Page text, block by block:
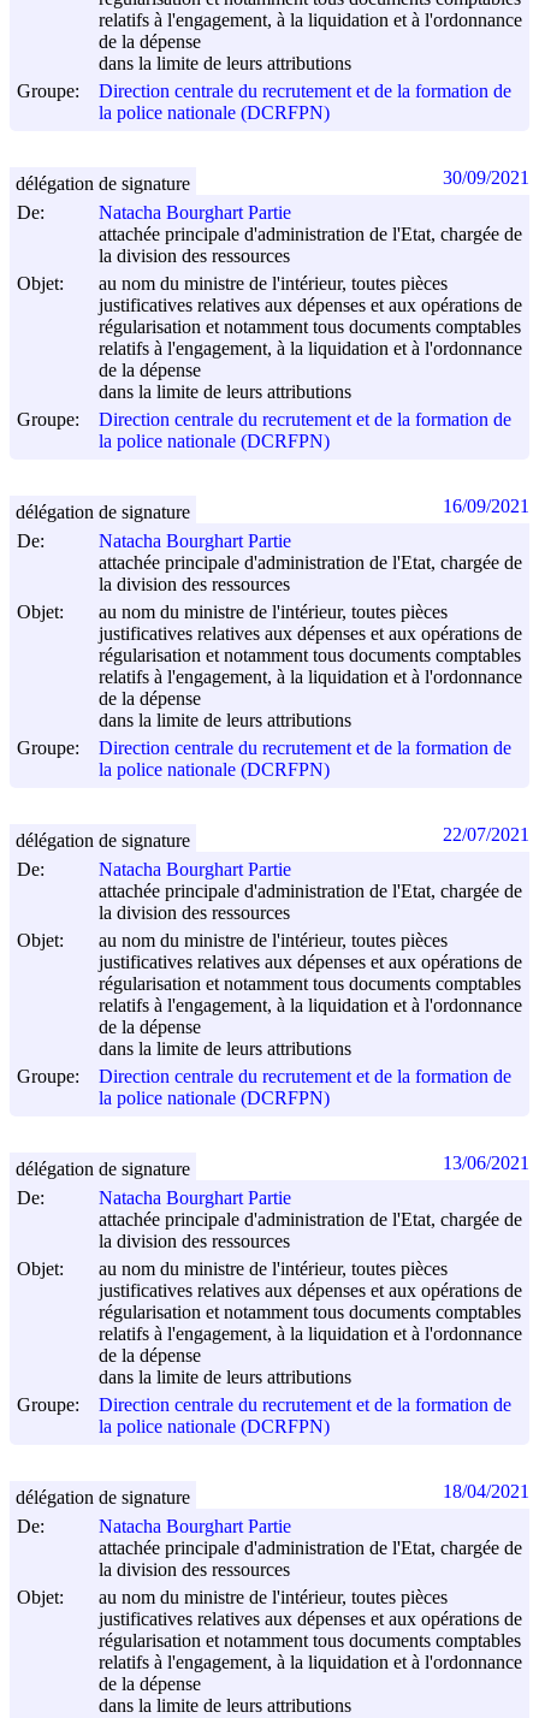
relatifs à l'engagement, à la liquidation et à l'ordonnance
de la dépense
dans la limite de leurs attributions
Groupe:
Direction centrale du recrutement et de la formation de
la police nationale (DCRFPN)
De:
Natacha Bourghart Partie
attachée principale d'administration de l'Etat, chargée de
la division des ressources
Objet:
au nom du ministre de l'intérieur, toutes pièces
justificatives relatives aux dépenses et aux opérations de
régularisation et notamment tous documents comptables
relatifs à l'engagement, à la liquidation et à l'ordonnance
de la dépense
dans la limite de leurs attributions
Groupe:
Direction centrale du recrutement et de la formation de
la police nationale (DCRFPN)
délégation de signature 30/09/2021
De:
Natacha Bourghart Partie
attachée principale d'administration de l'Etat, chargée de
la division des ressources
Objet:
au nom du ministre de l'intérieur, toutes pièces
justificatives relatives aux dépenses et aux opérations de
régularisation et notamment tous documents comptables
relatifs à l'engagement, à la liquidation et à l'ordonnance
de la dépense
dans la limite de leurs attributions
Groupe:
Direction centrale du recrutement et de la formation de
la police nationale (DCRFPN)
délégation de signature 16/09/2021
De:
Natacha Bourghart Partie
attachée principale d'administration de l'Etat, chargée de
la division des ressources
Objet:
au nom du ministre de l'intérieur, toutes pièces
justificatives relatives aux dépenses et aux opérations de
régularisation et notamment tous documents comptables
relatifs à l'engagement, à la liquidation et à l'ordonnance
de la dépense
dans la limite de leurs attributions
Groupe:
Direction centrale du recrutement et de la formation de
la police nationale (DCRFPN)
délégation de signature 22/07/2021
De:
Natacha Bourghart Partie
attachée principale d'administration de l'Etat, chargée de
la division des ressources
Objet:
au nom du ministre de l'intérieur, toutes pièces
justificatives relatives aux dépenses et aux opérations de
régularisation et notamment tous documents comptables
relatifs à l'engagement, à la liquidation et à l'ordonnance
de la dépense
dans la limite de leurs attributions
Groupe:
Direction centrale du recrutement et de la formation de
la police nationale (DCRFPN)
délégation de signature 13/06/2021
De:
Natacha Bourghart Partie
attachée principale d'administration de l'Etat, chargée de
la division des ressources
Objet:
au nom du ministre de l'intérieur, toutes pièces
justificatives relatives aux dépenses et aux opérations de
régularisation et notamment tous documents comptables
relatifs à l'engagement, à la liquidation et à l'ordonnance
de la dépense
dans la limite de leurs attributions
délégation de signature 18/04/2021